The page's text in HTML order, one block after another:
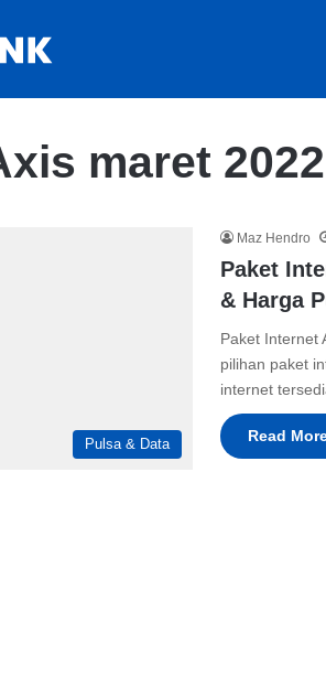
maret 2022
Pulsa & Data
Maz Hendro
Paket
& Harga
Paket Internet
pilihan paket
internet
Read